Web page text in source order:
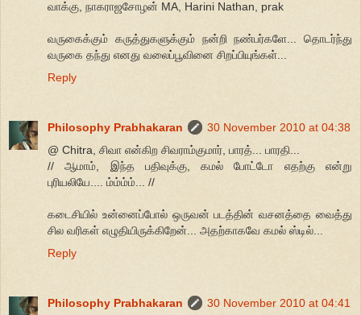
வாக்கு, நாகராஜசோழன் MA, Harini Nathan, prak
வருகைக்கும் கருத்துகளுக்கும் நன்றி நண்பர்களே... தொடர்ந்து
வருகை தந்து எனது வலைப்பூவினை சிறப்பியுங்கள்...
Reply
Philosophy Prabhakaran
30 November 2010 at 04:38
@ Chitra, சிவா என்கிற சிவராம்குமார், பாரத்... பாரதி...
// ஆமாம், இந்த பதிவுக்கு, கமல் போட்டோ எதற்கு என்று
புரியலியே.... ம்ம்ம்ம்... //
கடைசியில் உன்னைப்போல் ஒருவன் படத்தின் வசனத்தை வைத்து
சில வரிகள் எழுதியிருக்கிறேன்... அதற்காகவே கமல் ஸ்டில்...
Reply
Philosophy Prabhakaran
30 November 2010 at 04:41